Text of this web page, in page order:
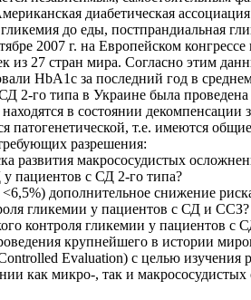
диабетическая
до еды, постпрандиальная
2007 г. на Европейском
из 27 стран мира. Согласно этим
HbA1c за последний год в
2-го типа в Украине была
в состоянии
патогенетической, т.е. имеются
разрешения:
развития макрососудистых
у пациентов с СД 2-го типа?
дополнительное снижение
гликемии у пациентов с СД и ССЗ?
контроля гликемии у пациентов с
крупнейшего в истории
Evaluation) с целью
как микро-, так и